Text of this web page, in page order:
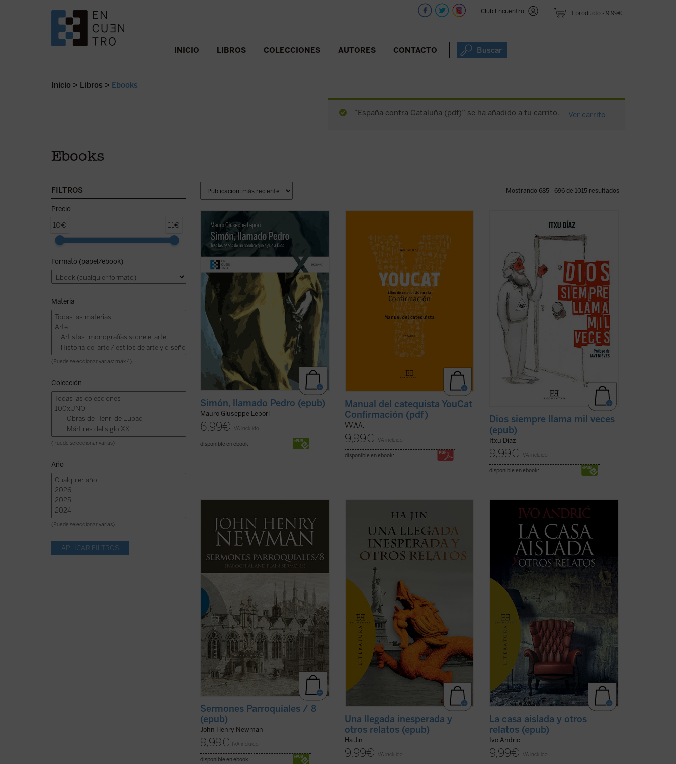
1 producto 9,99€
Club Encuentro
SALTAR AL CONTENIDO. INICIO LIBROS COLECCIONES AUTORES CONTACTO Buscar
Inicio > Libros > Ebooks
“España contra Cataluña (pdf)” se ha añadido a tu carrito. Ver carrito
Ebooks
FILTROS
Precio
10€ 11€
Formato (papel/ebook)
Materia
(Puede seleccionar varias: máx 4)
Colección
(Puede seleccionar varias)
Año
(Puede seleccionar varias)
Mostrando 685 - 696 de 1015 resultados
«Antes de conocer a Jesús, Pedro podía
tener toda su vida bajo control. Su casa,
su familia, la pesca: era fácil gestionar su
pequeño mundo. (...) Ahora, en cambio,
todo era desproporcionado. Cientos,
miles de personas de toda raza y lengua
...
Simón, llamado Pedro (epub)
Mauro Giuseppe Lepori
6,99€ IVA incluido
disponible en ebook:
acompaña hasta el gran día de tu
Confirmación.
En él encontrarás un buen programa de
entrenamiento, muchos consejos para
una vida emocionante con Dios, pero
ante todo, encuentras referencias a dos
(ver ficha)
Manual del catequista YouCat
Confirmación (pdf)
VV.AA.
9,99€ IVA incluido
disponible en ebook:
¿Qué tienen en común John Wayne, Juan
Pablo II, la película
The Blues Brothers
Amy MacDonald, los cristianos
martirizados en la guerra siria y el
guionista de
Instinto Básico?
El humorista y periodista Itxu Díaz
realiza una ...
(ver ficha)
Dios siempre llama mil veces
(epub)
Itxu Díaz
9,99€ IVA incluido
disponible en ebook:
textos reunidos en este último volumen
de los
Sermones parroquialesno
formaron parte de la primera edición de
al catolicismo, sino que fueron incluidos
en la ... (ver ficha)
Sermones Parroquiales / 8
(epub)
John Henry Newman
9,99€ IVA incluido
disponible en ebook:
Una llegada inesperada y otros relatos
selección de trece cuentos de uno de los
más prestigiosos escritores de ficción en
lengua inglesa de nuestros días.
Haciendo gala de un estilo directo, ...(ver
Una llegada inesperada y
otros relatos (epub)
Ha Jin
9,99€ IVA incluido
(ver ficha)
La casa aislada y otros
relatos (epub)
Ivo Andric
9,99€ IVA incluido